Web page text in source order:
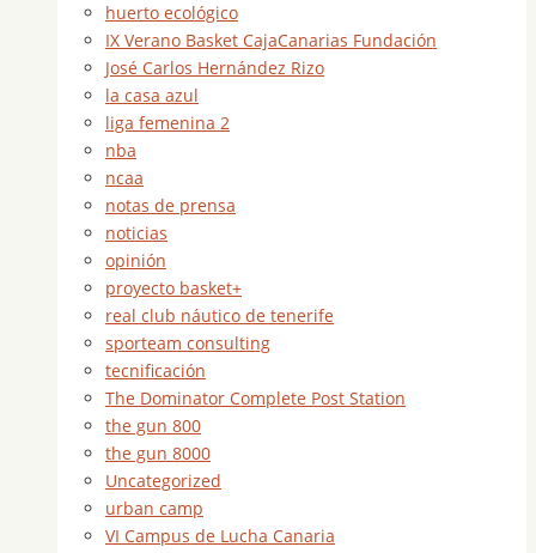
huerto ecológico
IX Verano Basket CajaCanarias Fundación
José Carlos Hernández Rizo
la casa azul
liga femenina 2
nba
ncaa
notas de prensa
noticias
opinión
proyecto basket+
real club náutico de tenerife
sporteam consulting
tecnificación
The Dominator Complete Post Station
the gun 800
the gun 8000
Uncategorized
urban camp
VI Campus de Lucha Canaria